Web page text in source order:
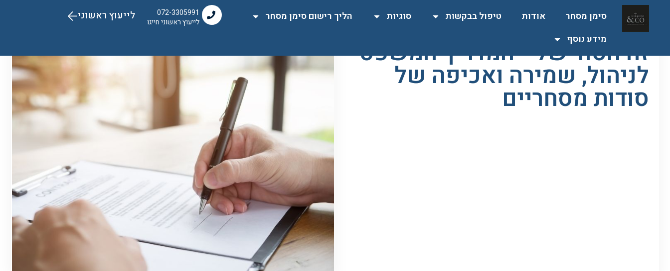
סימן מסחר אודות טיפול בבקשות סוגיות
הליך רישום סימן מסחר
מידע נוסף
072-3305991
לייעוץ ראשוני חייגו
לייעוץ ראשוני
דף הבית זה הסוד שלי- המדריך המשפטי לניהול, שמירה ואכיפה של סודות מסחריים
זה הסוד שלי- המדריך המשפטי
לניהול, שמירה ואכיפה של
סודות מסחריים